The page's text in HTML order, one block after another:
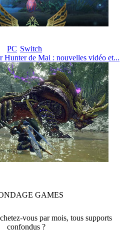
PC Switch
Hunter de Mai : nouvelles vidéo et...
GAMES
vous par mois, tous supports
confondus ?